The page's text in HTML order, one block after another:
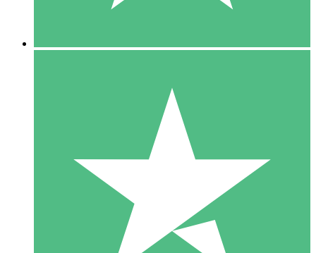
10 Téléchargements
20 00